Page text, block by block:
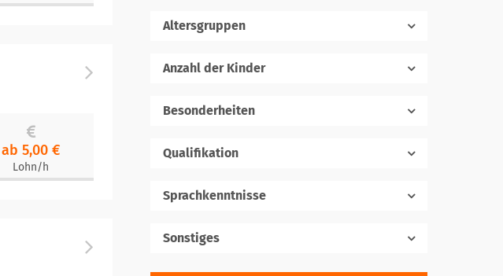
ab 5,00 €
Lohn/h
Altersgruppen
Anzahl der Kinder
Besonderheiten
Qualifikation
Sprachkenntnisse
Sonstiges